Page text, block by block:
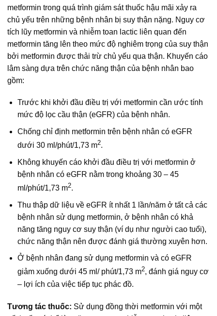
metformin trong quá trình giám sát thuốc hậu mãi xảy ra
chủ yếu trên những bệnh nhân bị suy thận nặng. Nguy cơ
tích lũy metformin và nhiễm toan lactic liên quan đến
metformin tăng lên theo mức độ nghiêm trọng của suy thận
bởi metformin được thải trừ chủ yếu qua thận. Khuyến cáo
lâm sàng dựa trên chức năng thận của bệnh nhân bao
gồm:
Trước khi khởi đầu điều trị với metformin cần ước tính
mức độ lọc cầu thận (eGFR) của bệnh nhân.
Chống chỉ định metformin trên bệnh nhân có eGFR
dưới 30 ml/phút/1,73 m2.
Không khuyến cáo khởi đầu điều trị với metformin ở
bệnh nhân có eGFR nằm trong khoảng 30 – 45
ml/phút/1,73 m2.
Thu thập dữ liệu về eGFR ít nhất 1 lần/năm ở tất cả các
bệnh nhân sử dụng metformin, ở bệnh nhân có khả
năng tăng nguy cơ suy thận (ví dụ như người cao tuổi),
chức năng thận nên được đánh giá thường xuyên hơn.
Ở bệnh nhân đang sử dụng metformin và có eGFR
giảm xuống dưới 45 ml/ phút/1,73 m2, đánh giá nguy cơ
– lợi ích của việc tiếp tục phác đồ.
Tương tác thuốc: Sử dụng đồng thời metformin với một